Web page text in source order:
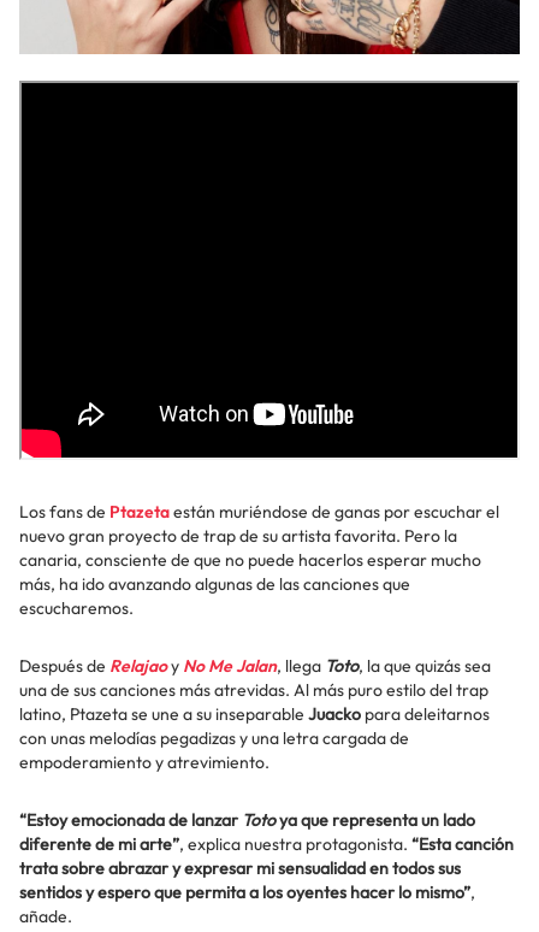
Los fans de Ptazetaestán muriéndose de ganas por escuchar el
nuevo gran proyecto de trap de su artista favorita. Pero la
canaria, consciente de que no puede hacerlos esperar mucho
más, ha ido avanzando algunas de las canciones que
escucharemos.
Después de Relajaoy No Me Jalan, llega Toto, la que quizás sea
una de sus canciones más atrevidas. Al más puro estilo del trap
latino, Ptazeta se une a su inseparable Juacko para deleitarnos
con unas melodías pegadizas y una letra cargada de
empoderamiento y atrevimiento.
“Estoy emocionada de lanzar Totoya que representa un lado
diferente de mi arte”, explica nuestra protagonista. “Esta canción
trata sobre abrazar y expresar mi sensualidad en todos sus
sentidos y espero que permita a los oyentes hacer lo mismo”,
añade.